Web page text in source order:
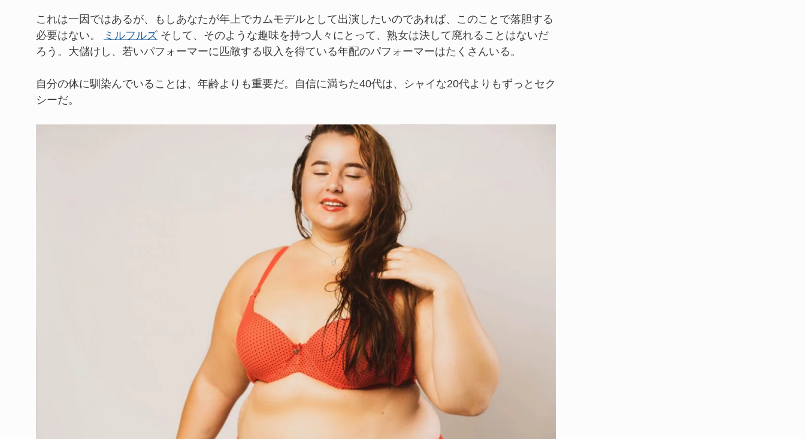
これは一因ではあるが、もしあなたが年上でカムモデルとして出演したいのであれば、このことで落胆する
必要はない。
ミルフルズ そして、そのような趣味を持つ人々にとって、熟女は決して廃れることはないだ
ろう。大儲けし、若いパフォーマーに匹敵する収入を得ている年配のパフォーマーはたくさんいる。
自分の体に馴染んでいることは、年齢よりも重要だ。自信に満ちた40代は、シャイな20代よりもずっとセク
シーだ。